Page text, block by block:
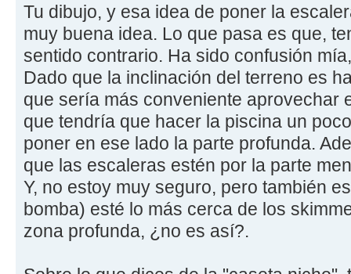
Tu dibujo, y esa idea de poner la
muy buena idea. Lo que pasa es que,
sentido contrario. Ha sido confusión
Dado que la inclinación del terreno es
que sería más conveniente aprovechar
que tendría que hacer la piscina un
poner en ese lado la parte profunda.
que las escaleras estén por la parte
Y, no estoy muy seguro, pero también
bomba) esté lo más cerca de los
zona profunda, ¿no es así?.